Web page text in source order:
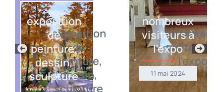
exposition
de
peinture,
dessin,
sculpture
nombreux
visiteurs à
l’expo
11 mai 2024